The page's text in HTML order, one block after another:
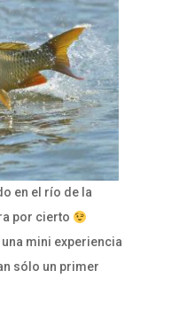
en el río de la
por cierto
mini experiencia
sólo un primer